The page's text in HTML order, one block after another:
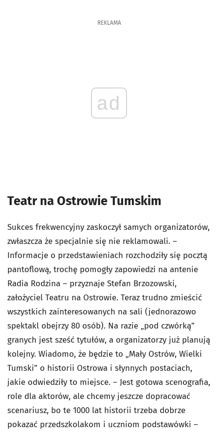
REKLAMA
ad
Teatr na Ostrowie Tumskim
Sukces frekwencyjny zaskoczył samych organizatorów,
zwłaszcza że specjalnie się nie reklamowali. –
Informacje o przedstawieniach rozchodziły się pocztą
pantoflową, trochę pomogły zapowiedzi na antenie
Radia Rodzina – przyznaje Stefan Brzozowski,
założyciel Teatru na Ostrowie. Teraz trudno zmieścić
wszystkich zainteresowanych na sali (jednorazowo
spektakl obejrzy 80 osób). Na razie „pod czwórką”
granych jest sześć tytułów, a organizatorzy już planują
kolejny. Wiadomo, że będzie to „Mały Ostrów, Wielki
Tumski” o historii Ostrowa i słynnych postaciach,
jakie odwiedziły to miejsce. – Jest gotowa scenografia,
role dla aktorów, ale chcemy jeszcze dopracować
scenariusz, bo te 1000 lat historii trzeba dobrze
pokazać przedszkolakom i uczniom podstawówki –